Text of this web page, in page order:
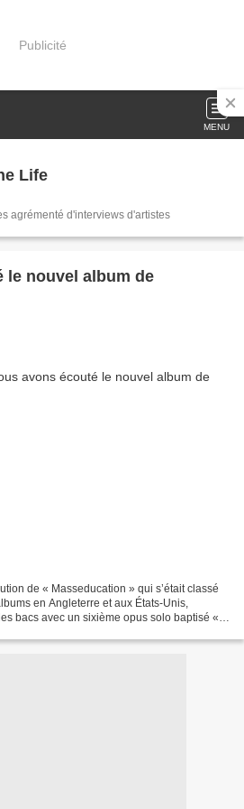
Publicité
MENU
Life
agrémenté d'interviews d'artistes
le nouvel album de
de « Masseducation » qui s’était classé
en Angleterre et aux États-Unis,
bacs avec un sixième opus solo baptisé «